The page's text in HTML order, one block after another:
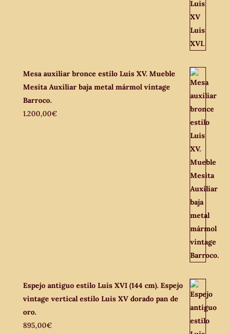
Mesa auxiliar bronce estilo Luis XV. Mueble
Mesita Auxiliar baja metal mármol vintage
Barroco.
1.200,00€
Espejo antiguo estilo Luis XVI (144 cm). Espejo
vintage vertical estilo Luis XV dorado pan de
oro.
895,00€